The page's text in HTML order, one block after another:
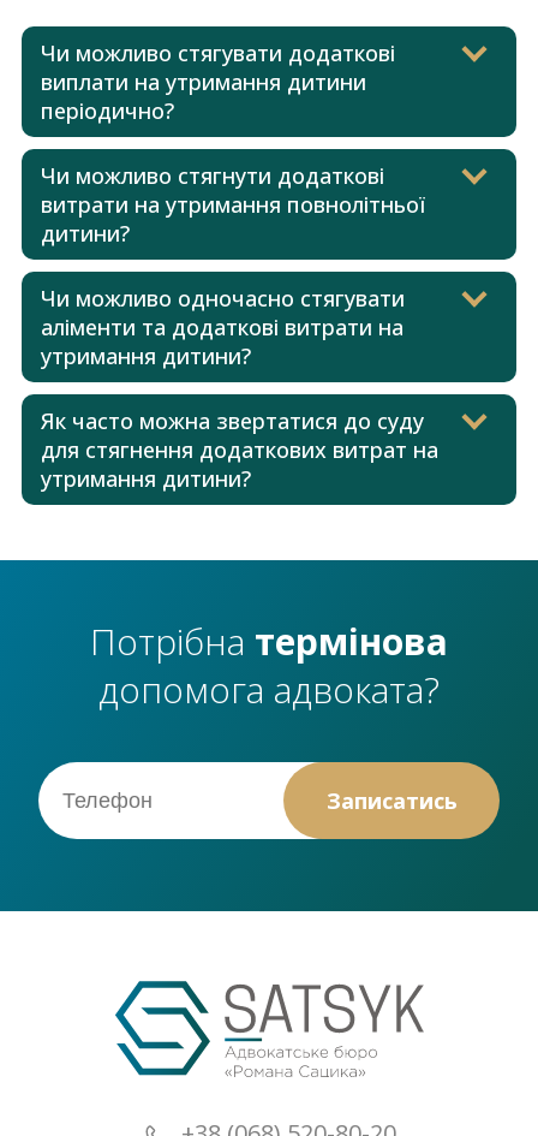
Чи можливо стягувати додаткові
виплати на утримання дитини
періодично?
Чи можливо стягнути додаткові
витрати на утримання повнолітньої
дитини?
Чи можливо одночасно стягувати
аліменти та додаткові витрати на
утримання дитини?
Як часто можна звертатися до суду
для стягнення додаткових витрат на
утримання дитини?
Потрібна термінова
допомога адвоката?